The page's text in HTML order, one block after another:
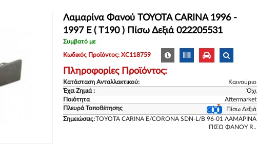
Λαμαρίνα Φανού TOYOTA CARINA 1996 -
1997 E ( T190 ) Πίσω Δεξιά 022205531
Συμβατό με
Κωδικός Προϊόντος: XC118759
Πληροφορίες Προϊόντος:
Κατάσταση Ανταλλακτικού:
Καινούριο
Έχει Ζημιά :
Όχι
Ποιότητα
Aftermarket
Πλευρά Τοποθέτησης
Πίσω Δεξιά
Σημειώσεις:TOYOTA CARINA E/CORONA SDN-L/B 96-01 ΛΑΜΑΡΙΝΑ
ΠΙΣΩ ΦΑΝΟΥ R..